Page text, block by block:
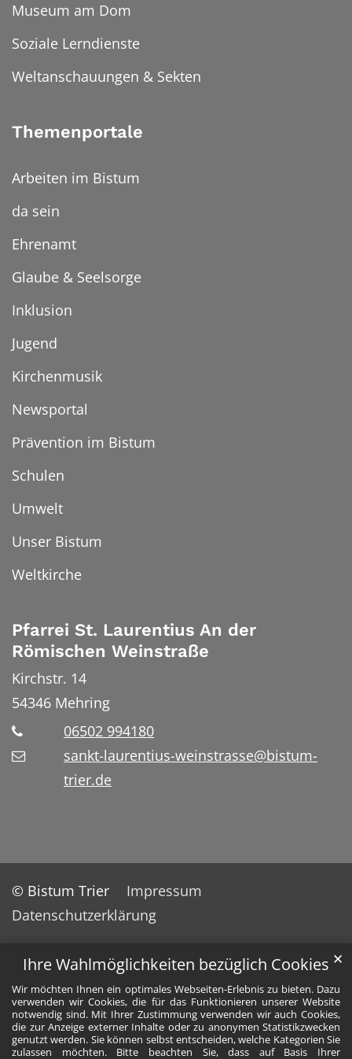
Ihre Wahlmöglichkeiten bezüglich Cookies
Wir möchten Ihnen ein optimales Webseiten-Erlebnis zu bieten. Dazu
verwenden wir Cookies, die für das Funktionieren unserer Website
notwendig sind. Mit Ihrer Zustimmung verwenden wir auch Cookies,
die zur Anzeige externer Inhalte oder zu anonymen Statistikzwecken
genutzt werden. Sie können selbst entscheiden, welche Kategorien Sie
zulassen möchten. Bitte beachten Sie, dass auf Basis Ihrer
✕
Museum am Dom
Soziale Lerndienste
Weltanschauungen & Sekten
Themenportale
Arbeiten im Bistum
da sein
Ehrenamt
Glaube & Seelsorge
Inklusion
Jugend
Kirchenmusik
Newsportal
Prävention im Bistum
Schulen
Umwelt
Unser Bistum
Weltkirche
Pfarrei St. Laurentius An der
Römischen Weinstraße
Kirchstr. 14
54346 Mehring
06502 994180
sankt-laurentius-weinstrasse@bistum-
trier.de
© Bistum Trier
Impressum
Datenschutzerklärung